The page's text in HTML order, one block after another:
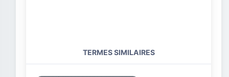
TERMES SIMILAIRES